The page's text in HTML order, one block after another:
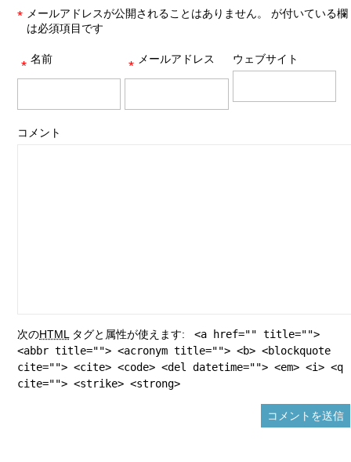
メールアドレスが公開されることはありません。
*
が付いている欄
は必須項目です
名前
* メールアドレス
* ウェブサイト
コメント
次のHTML タグと属性が使えます:
<a href="" title="">
<abbr title=""> <acronym title=""> <b> <blockquote
cite=""> <cite> <code> <del datetime=""> <em> <i> <q
cite=""> <strike> <strong>